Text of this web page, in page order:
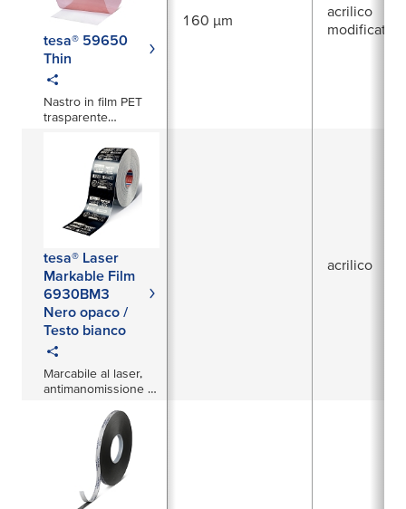
tesa® 59650
Thin
Nastro in film PET
trasparente
160 µm
acrilico
modificato
tesa® Laser
Markable Film
6930BM3
Nero opaco /
Testo bianco
Marcabile al laser,
antimanomissione e
acrilico